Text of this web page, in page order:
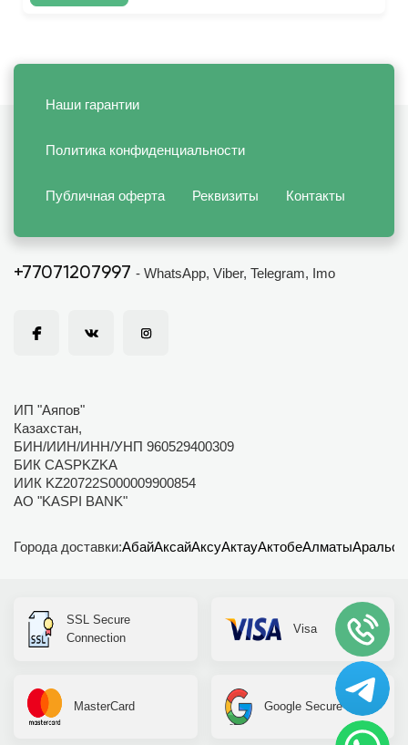
Наши гарантии
Политика конфиденциальности
Публичная оферта Реквизиты Контакты
+77071207997 - WhatsApp, Viber, Telegram, Imo
ИП "Аяпов"
Казахстан,
БИН/ИИН/ИНН/УНП 960529400309
БИК CASPKZKA
ИИК KZ20722S000009900854
АО "KASPI BANK"
Города доставки:АбайАксайАксуАктауАктобеАлматыАральск
SSL Secure
Connection
Visa
MasterCard Google Secure